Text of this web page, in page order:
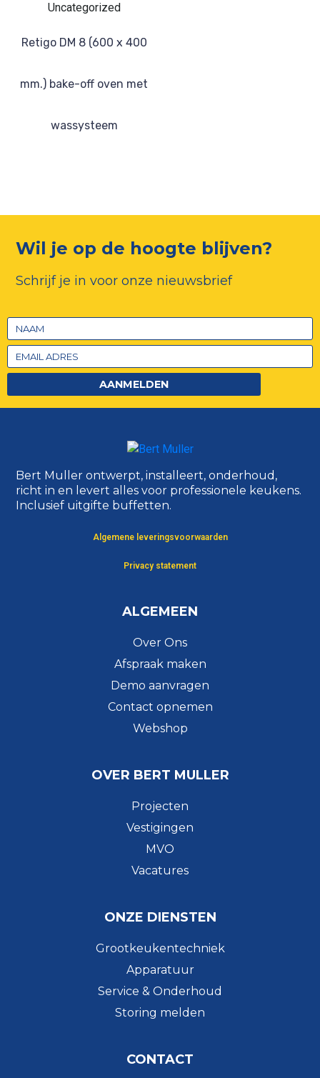
Uncategorized
Retigo DM 8 (600 x 400
mm.) bake-off oven met
wassysteem
Wil je op de hoogte blijven?
Schrijf je in voor onze nieuwsbrief
AANMELDEN
Bert Muller ontwerpt, installeert, onderhoud,
richt in en levert alles voor professionele keukens.
Inclusief uitgifte buffetten.
Algemene leveringsvoorwaarden
Privacy statement
ALGEMEEN
Over Ons
Afspraak maken
Demo aanvragen
Contact opnemen
Webshop
OVER BERT MULLER
Projecten
Vestigingen
MVO
Vacatures
ONZE DIENSTEN
Grootkeukentechniek
Apparatuur
Service & Onderhoud
Storing melden
CONTACT